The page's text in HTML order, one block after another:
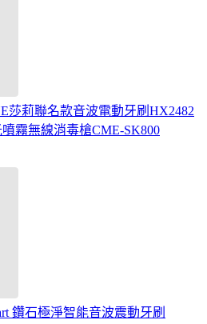
莎莉聯名款音波電動牙刷HX2482
霧無線消毒槍CME-SK800
鑽石極淨智能音波震動牙刷